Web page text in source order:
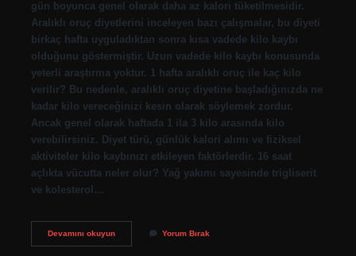
gün boyunca genel olarak daha az kalori tüketilmesidir.
Aralıklı oruç diyetlerini inceleyen bazı çalışmalar, bu diyeti
birkaç hafta uyguladıktan sonra kısa vadede kilo kaybı
olduğunu göstermiştir. Uzun vadede kilo kaybı konusunda
yeterli araştırma yoktur. 1 hafta aralıklı oruç ile kaç kilo
verilir? Bu nedenle, aralıklı oruç diyetine başladığınızda ne
kadar kilo vereceğinizi kesin olarak söylemek zordur.
Ancak genel olarak haftada 1 ila 3 kilo arasında kilo
verebilirsiniz. Diyet türü, günlük kalori alımı ve fiziksel
aktiviteler kilo kaybınızı etkileyen faktörlerdir. 16 saat
açlıkta vücutta neler olur? Yağ yakımı sayesinde trigliserit
ve kolesterol…
Devamını okuyunAralıklı
Yorum Bırak